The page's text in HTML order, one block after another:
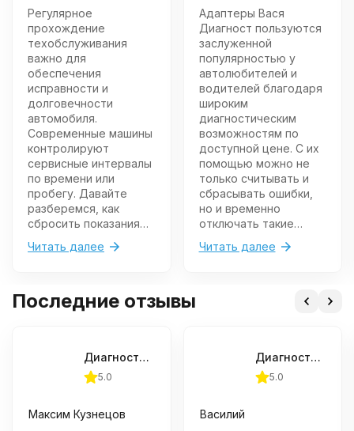
помощью
сканера Вася
Диагност
Регулярное
прохождение
техобслуживания
важно для
обеспечения
исправности и
долговечности
автомобиля.
Современные машины
контролируют
сервисные интервалы
по времени или
пробегу. Давайте
разберемся, как
сбросить показания
после проведения ТО
автосканера Вася
Диагност .
Читать далее
адаптера Вася
Диагност
Адаптеры Вася
Диагност пользуются
заслуженной
популярностью у
автолюбителей и
водителей благодаря
широким
диагностическим
возможностям по
доступной цене. С их
помощью можно не
только считывать и
сбрасывать ошибки,
но и временно
отключать такие
зонд, кондиционер,
разберемся, каким
Вася Диагност.
Читать далее
Последние отзывы
Диагностический адаптер VAS 5054A (версия Full Chip + OKI Chip), ODIS Service 9.1 + ODIS Engineering 14.1
5.0
Максим Кузнецов
Диагностический адаптер Vgate vLinker BM+ (BLE+Bluetooth 4.0/Bluetooth 3.0)
5.0
Василий